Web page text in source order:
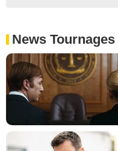
News Tournages